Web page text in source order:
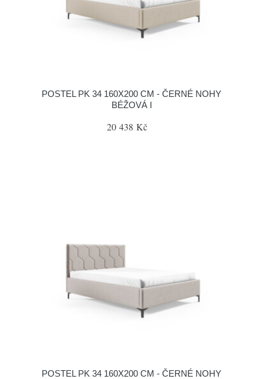
POSTEL PK 34 160X200 CM - ČERNÉ NOHY
BÉŽOVÁ I
20 438 Kč
POSTEL PK 34 160X200 CM - ČERNÉ NOHY